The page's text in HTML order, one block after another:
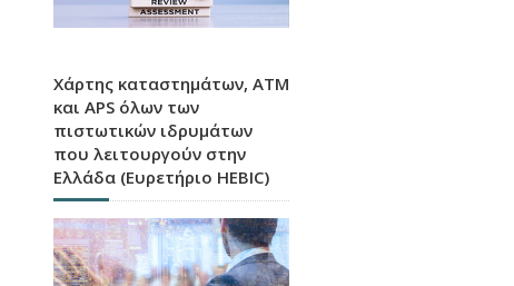
Χάρτης καταστημάτων, ATM
και APS όλων των
πιστωτικών ιδρυμάτων
που λειτουργούν στην
Ελλάδα (Ευρετήριο HEBIC)